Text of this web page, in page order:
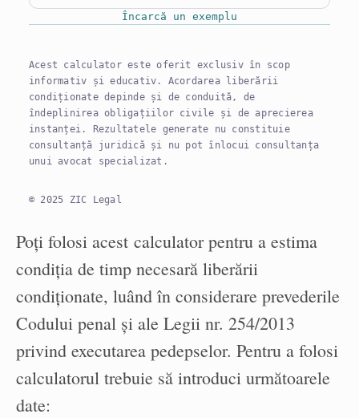
Încarcă un exemplu
Acest calculator este oferit exclusiv în scop
informativ și educativ. Acordarea liberării
condiționate depinde și de conduită, de
îndeplinirea obligațiilor civile și de aprecierea
instanței. Rezultatele generate nu constituie
consultanță juridică și nu pot înlocui consultanța
unui avocat specializat.
© 2025 ZIC Legal
Poți folosi acest calculator pentru a estima
condiția de timp necesară liberării
condiționate, luând în considerare prevederile
Codului penal și ale Legii nr. 254/2013
privind executarea pedepselor. Pentru a folosi
calculatorul trebuie să introduci următoarele
date: